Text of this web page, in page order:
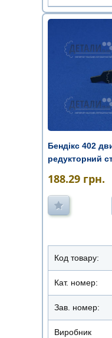
Бендікс 402
редукторний
188.29 грн.
Код товару:
Кат. номер:
Зав. номер:
Виробник